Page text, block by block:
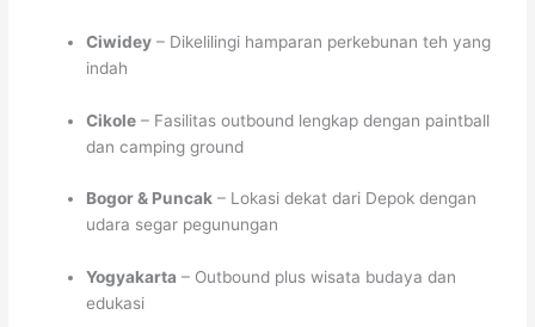
Ciwidey – Dikelilingi hamparan perkebunan teh yang
indah
Cikole – Fasilitas outbound lengkap dengan paintball
dan camping ground
Bogor & Puncak – Lokasi dekat dari Depok dengan
udara segar pegunungan
Yogyakarta – Outbound plus wisata budaya dan
edukasi